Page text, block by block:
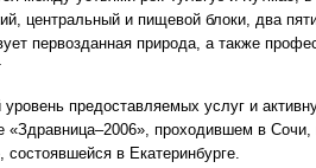
центральный и пищевой блоки, два
первозданная природа, а также
уровень предоставляемых услуг и
«Здравница–2006», проходившем в
состоявшейся в Екатеринбурге.